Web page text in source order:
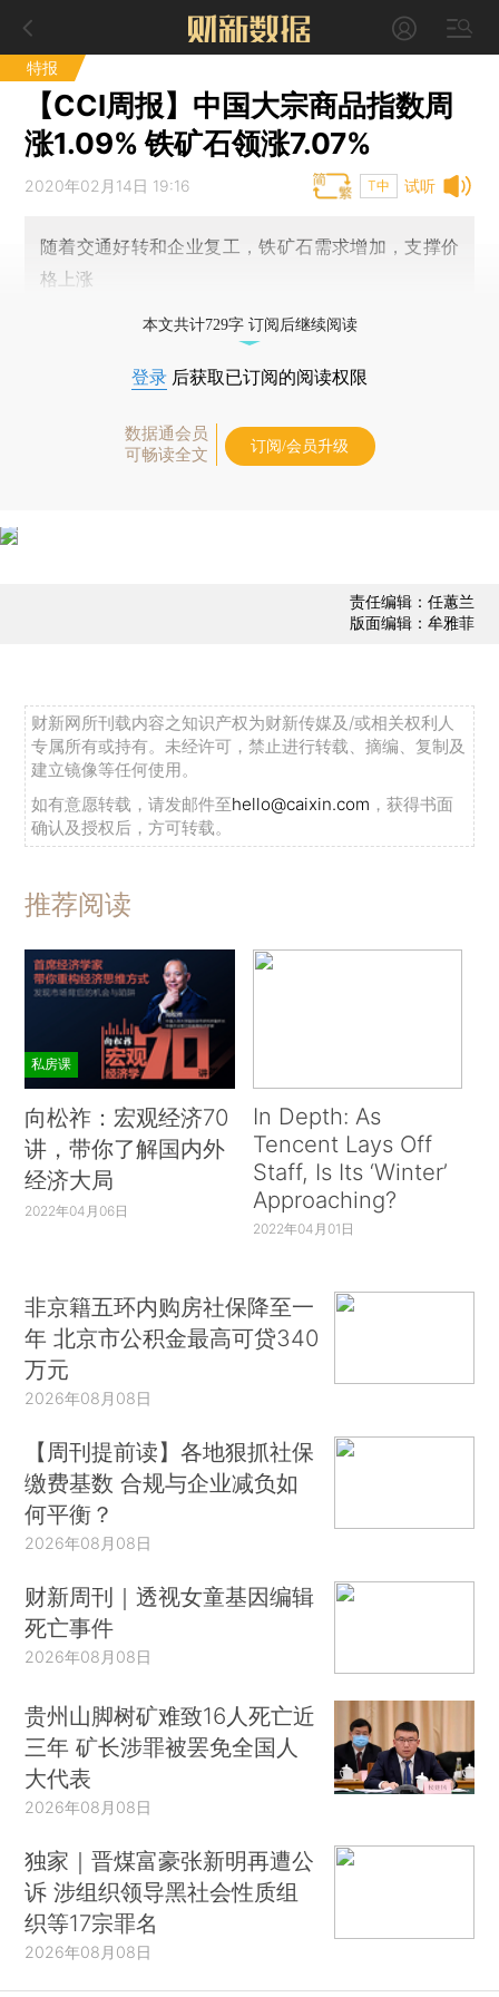
特报
【CCI周报】中国大宗商品指数周
涨1.09% 铁矿石领涨7.07%
试听
2020年02月14日 19:16 T中
随着交通好转和企业复工，铁矿石需求增加，支撑价
格上涨
本文共计729字 订阅后继续阅读
登录 后获取已订阅的阅读权限
数据通会员
可畅读全文
订阅/会员升级
责任编辑：任蕙兰
版面编辑：牟雅菲
财新网所刊载内容之知识产权为财新传媒及/或相关权利人
专属所有或持有。未经许可，禁止进行转载、摘编、复制及
建立镜像等任何使用。
如有意愿转载，请发邮件至hello@caixin.com ，获得书面
确认及授权后，方可转载。
推荐阅读
私房课
向松祚：宏观经济70
讲，带你了解国内外
经济大局
2022年04月06日
In Depth: As
Tencent Lays Off
Staff, Is Its ‘Winter’
Approaching?
2022年04月01日
非京籍五环内购房社保降至一
年 北京市公积金最高可贷340
万元
2026年08月08日
【周刊提前读】各地狠抓社保
缴费基数 合规与企业减负如
何平衡？
2026年08月08日
财新周刊｜透视女童基因编辑
死亡事件
2026年08月08日
贵州山脚树矿难致16人死亡近
三年 矿长涉罪被罢免全国人
大代表
2026年08月08日
独家｜晋煤富豪张新明再遭公
诉 涉组织领导黑社会性质组
织等17宗罪名
2026年08月08日